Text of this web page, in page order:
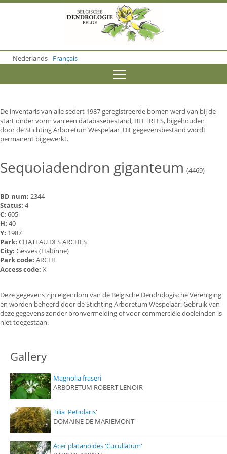
o
m
o
n
t
e
n
Nederlands Français
De inventaris van alle sedert 1987 geregistreerde bomen werd van bij de
start onder vorm van een databasebestand, BELTREES, bijgehouden
door de Stichting Arboretum Wespelaar Dit gegevensbestand wordt
permanent bijgewerkt.
Sequoiadendron giganteum (4469)
BD num: 2344
Status: 4
C: 605
H: 40
Y: 1987
Park: CHATEAU DES ARCHES
City: Gesves (Haltinne)
Park code: ARCHE
Access code: X
Deze gegevens zijn eigendom van de Belgische Dendrologische Vereniging
en worden beheerd door de Stichting Arboretum Wespelaar. Gebruik van
deze gegevens zonder bronvermelding of voor commerciële doeleinden is
niet toegestaan.
Gallery
Magnolia fraseri
ARBORETUM ROBERT LENOIR
Tilia 'Petiolaris'
DOMAINE DE MARIEMONT
Acer platanoides 'Cucullatum'